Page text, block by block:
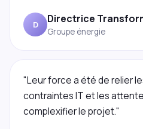
D Directrice
Groupe énergie
"Leur force a été de relier
contraintes IT et les
complexifier le projet."